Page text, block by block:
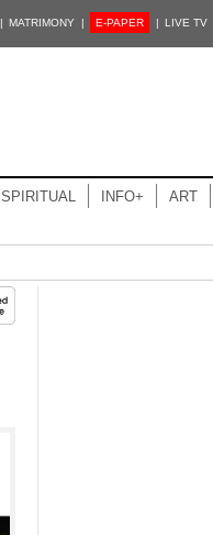
MATRIMONY | E-PAPER | LIVE TV
SPIRITUAL INFO+ ART